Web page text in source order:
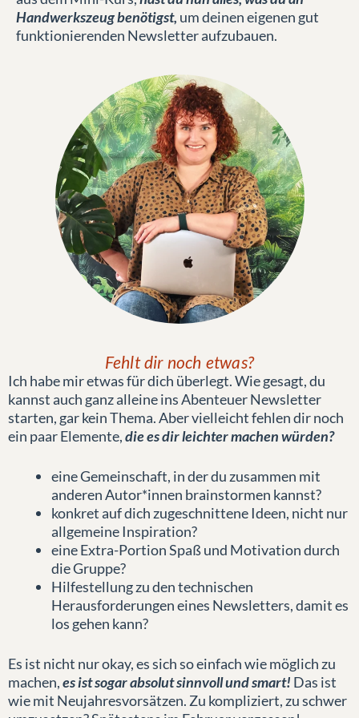
Handwerkszeug benötigst, um deinen eigenen gut
funktionierenden Newsletter aufzubauen.
Fehlt dir noch etwas?
Ich habe mir etwas für dich überlegt. Wie gesagt, du
kannst auch ganz alleine ins Abenteuer Newsletter
starten, gar kein Thema. Aber vielleicht fehlen dir noch
ein paar Elemente,die es dir leichter machen würden?
eine Gemeinschaft, in der du zusammen mit
anderen Autor*innen brainstormen kannst?
konkret auf dich zugeschnittene Ideen, nicht nur
allgemeine Inspiration?
eine Extra-Portion Spaß und Motivation durch
die Gruppe?
Hilfestellung zu den technischen
Herausforderungen eines Newsletters, damit es
los gehen kann?
Es ist nicht nur okay, es sich so einfach wie möglich zu
machen,es ist sogar absolut sinnvoll und smart! Das ist
wie mit Neujahresvorsätzen. Zu kompliziert, zu schwer